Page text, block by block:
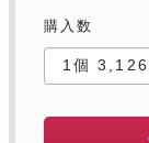
購入数